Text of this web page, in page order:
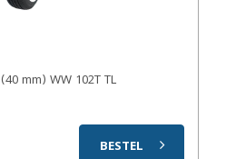
mm) WW 102T TL
BESTEL